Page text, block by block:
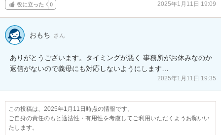
役に立った 0 2025年1月11日 19:09
おもち さん
ありがとうございます。タイミングが悪く 事務所がお休みなのか
返信がないので義母にも対応しないようにします…
2025年1月11日 19:35
この投稿は、2025年1月11日時点の情報です。
ご自身の責任のもと適法性・有用性を考慮してご利用いただくようお願いい
たします。